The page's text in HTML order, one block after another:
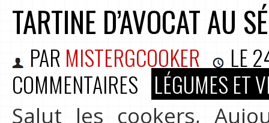
TARTINE D’AVOCAT AU
PAR MISTERGCOOKER LE
COMMENTAIRES LÉGUMES ET
Salut les cookers,